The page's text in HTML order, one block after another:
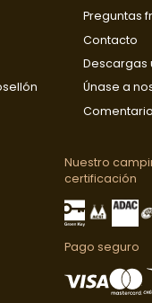
Preguntas
Contacto
Descargas
Únase a
Nuestro
certificación
Pago seguro